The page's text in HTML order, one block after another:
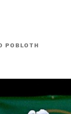
POBLOTH